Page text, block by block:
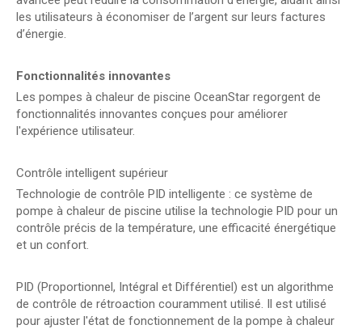
les utilisateurs à économiser de l’argent sur leurs factures
d’énergie.
Fonctionnalités innovantes
Les pompes à chaleur de piscine OceanStar regorgent de
fonctionnalités innovantes conçues pour améliorer
l'expérience utilisateur.
Contrôle intelligent supérieur
Technologie de contrôle PID intelligente : ce système de
pompe à chaleur de piscine utilise la technologie PID pour un
contrôle précis de la température, une efficacité énergétique
et un confort.
PID (Proportionnel, Intégral et Différentiel) est un algorithme
de contrôle de rétroaction couramment utilisé. Il est utilisé
pour ajuster l'état de fonctionnement de la pompe à chaleur